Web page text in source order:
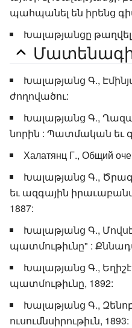
պահպանել են իրենց
Խալաթյանցը թաղվել
Խալաթյանց Գ.,
ժողովածու:
Խալաթյանց Գ.,
նորին : Պատմական եւ
Халатянц Г., Общий
Խալաթյանց Գ.,
եւ ազգային
1887:
Խալաթյանց Գ.,
պատմութիւնը" :
Խալաթյանց Գ.,
պատմութիւնը, 1892:
Խալաթյանց Գ.,
ուսումնսիրութիւն, 1893: